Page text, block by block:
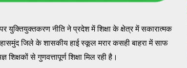
युक्तियुक्तकरण नीति ने प्रदेश में शिक्षा के क्षेत्र में सकारात्मक
जिले के शासकीय हाई स्कूल मरार कसही बाहरा में साफ
शिक्षकों से गुणवत्तापूर्ण शिक्षा मिल रही है।